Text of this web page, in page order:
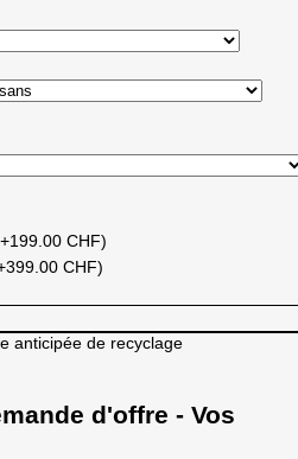
CHF)
CHF)
anticipée de recyclage
d'offre - Vos